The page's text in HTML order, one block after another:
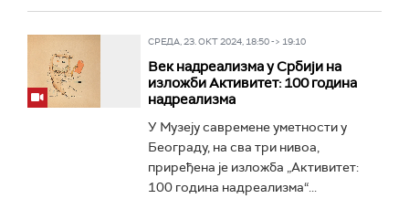
СРЕДА, 23. ОКТ 2024, 18:50 -> 19:10
Век надреализма у Србији на
изложби Активитет: 100 година
надреализма
У Музеју савремене уметности у
Београду, на сва три нивоа,
приређена је изложба „Активитет:
100 година надреализма“...